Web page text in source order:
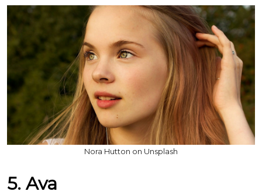
Nora Hutton on Unsplash
5. Ava